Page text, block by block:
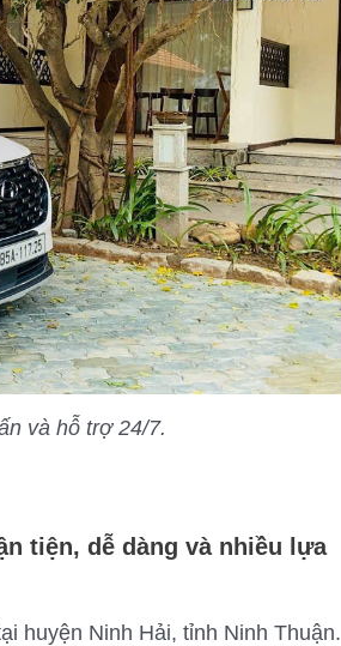
và hỗ trợ 24/7.
tiện, dễ dàng và nhiều lựa
huyện Ninh Hải, tỉnh Ninh Thuận.